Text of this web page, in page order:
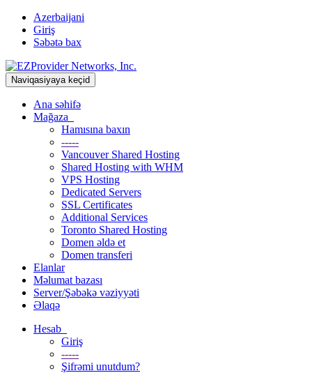
Azerbaijani
Giriş
Səbətə bax
Naviqasiyaya keçid
Ana səhifə
Mağaza
Hamısına baxın
-----
Vancouver Shared Hosting
Shared Hosting with WHM
VPS Hosting
Dedicated Servers
SSL Certificates
Additional Services
Toronto Shared Hosting
Domen əldə et
Domen transferi
Elanlar
Məlumat bazası
Server/Şəbəkə vəziyyəti
Əlaqə
Hesab
Giriş
-----
Şifrəmi unutdum?